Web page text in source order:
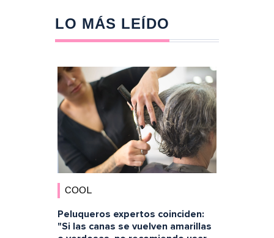
LO MÁS LEÍDO
COOL
Peluqueros expertos coinciden:
"Si las canas se vuelven amarillas